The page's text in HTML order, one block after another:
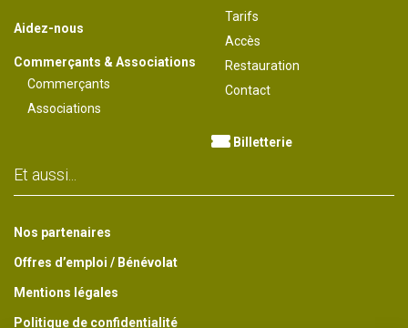
Aidez-nous
Commerçants & Associations
Commerçants
Associations
Tarifs
Accès
Restauration
Contact
Billetterie
Et aussi...
Nos partenaires
Offres d’emploi / Bénévolat
Mentions légales
Politique de confidentialité